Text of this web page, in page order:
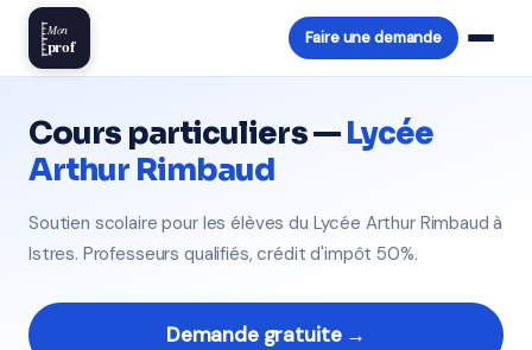
Mon
prof Faire une demande
Cours particuliers —Lycée
Arthur Rimbaud
Soutien scolaire pour les élèves du Lycée Arthur Rimbaud à
Istres. Professeurs qualifiés, crédit d'impôt 50%.
Demande gratuite →